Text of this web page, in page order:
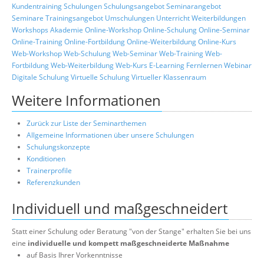
KundentrainingSchulungenSchulungsangebotSeminarangebot
Seminare Trainingsangebot Umschulungen UnterrichtWeiterbildungen
Workshops Akademie Online-WorkshopOnline-SchulungOnline-Seminar
Online-TrainingOnline-FortbildungOnline-WeiterbildungOnline-Kurs
Web-WorkshopWeb-SchulungWeb-SeminarWeb-TrainingWeb-
FortbildungWeb-WeiterbildungWeb-Kurs E-Learning FernlernenWebinar
Digitale SchulungVirtuelle SchulungVirtueller Klassenraum
Weitere Informationen
Zurück zur Liste der Seminarthemen
Allgemeine Informationen über unsere Schulungen
Schulungskonzepte
Konditionen
Trainerprofile
Referenzkunden
Individuell und maßgeschneidert
Statt einer Schulung oder Beratung "von der Stange" erhalten Sie bei uns
eine individuelle und kompett maßgeschneiderte Maßnahme
auf Basis Ihrer Vorkenntnisse